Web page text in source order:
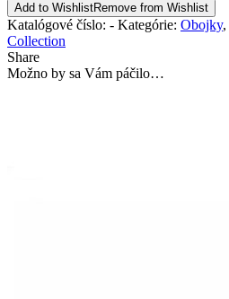
Add to WishlistRemove from Wishlist
Katalógové číslo: - Kategórie: Obojky,
Collection
Share
Možno by sa Vám páčilo…